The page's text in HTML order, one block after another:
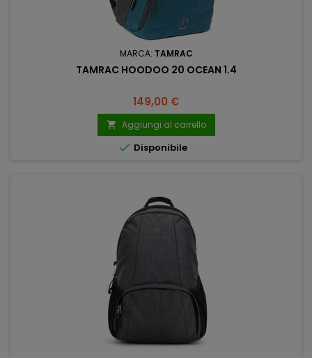
MARCA: TAMRAC
TAMRAC HOODOO 20 OCEAN 1.4
Prezzo
149,00 €
 Aggiungi al carrello
 Disponibile